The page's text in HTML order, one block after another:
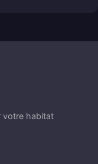
votre habitat